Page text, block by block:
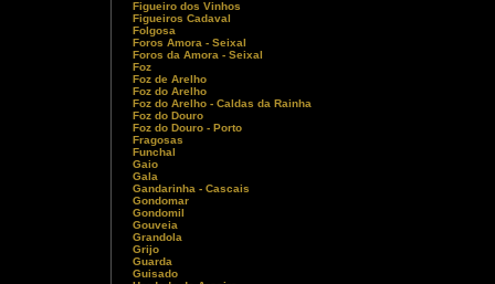
Figueiro dos Vinhos
Figueiros Cadaval
Folgosa
Foros Amora - Seixal
Foros da Amora - Seixal
Foz
Foz de Arelho
Foz do Arelho
Foz do Arelho - Caldas da Rainha
Foz do Douro
Foz do Douro - Porto
Fragosas
Funchal
Gaio
Gala
Gandarinha - Cascais
Gondomar
Gondomil
Gouveia
Grandola
Grijo
Guarda
Guisado